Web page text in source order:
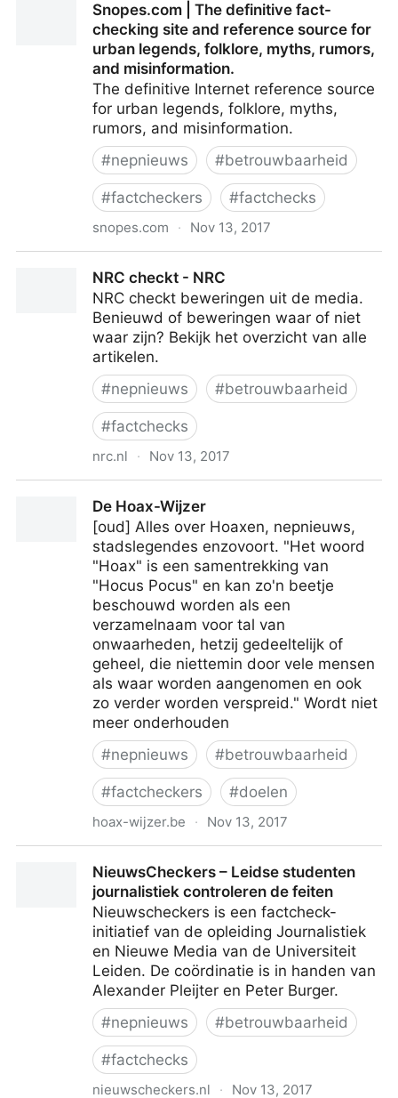
Volkskrant - YouTube
Snopes.com | The definitive fact-
checking site and reference source for
urban legends, folklore, myths, rumors,
and misinformation.
The definitive Internet reference source
for urban legends, folklore, myths,
rumors, and misinformation.
#nepnieuws #betrouwbaarheid
#factcheckers #factchecks
snopes.com · Nov 13, 2017
reference source for urban legends, folklore, myths,
rumors, and misinformation.
NRC checkt - NRC
NRC checkt beweringen uit de media.
Benieuwd of beweringen waar of niet
waar zijn? Bekijk het overzicht van alle
artikelen.
#nepnieuws #betrouwbaarheid
#factchecks
nrc.nl · Nov 13, 2017
De Hoax-Wijzer
[oud] Alles over Hoaxen, nepnieuws,
stadslegendes enzovoort. "Het woord
"Hoax" is een samentrekking van
"Hocus Pocus" en kan zo'n beetje
beschouwd worden als een
verzamelnaam voor tal van
onwaarheden, hetzij gedeeltelijk of
geheel, die niettemin door vele mensen
als waar worden aangenomen en ook
zo verder worden verspreid." Wordt niet
meer onderhouden
#nepnieuws #betrouwbaarheid
#factcheckers #doelen
hoax-wijzer.be · Nov 13, 2017
NieuwsCheckers – Leidse studenten
journalistiek controleren de feiten
Nieuwscheckers is een factcheck-
initiatief van de opleiding Journalistiek
en Nieuwe Media van de Universiteit
Leiden. De coördinatie is in handen van
Alexander Pleijter en Peter Burger.
#nepnieuws #betrouwbaarheid
#factchecks
nieuwscheckers.nl · Nov 13, 2017